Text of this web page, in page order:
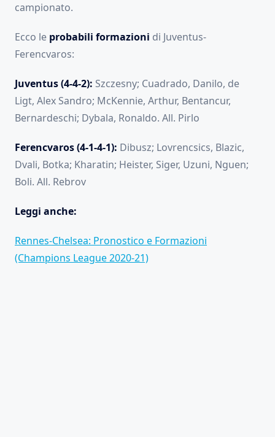
campionato.
Ecco le probabili formazioni di Juventus-
Ferencvaros:
Juventus (4-4-2): Szczesny; Cuadrado, Danilo, de
Ligt, Alex Sandro; McKennie, Arthur, Bentancur,
Bernardeschi; Dybala, Ronaldo. All. Pirlo
Ferencvaros (4-1-4-1): Dibusz; Lovrencsics, Blazic,
Dvali, Botka; Kharatin; Heister, Siger, Uzuni, Nguen;
Boli. All. Rebrov
Leggi anche:
Rennes-Chelsea: Pronostico e Formazioni
(Champions League 2020-21)